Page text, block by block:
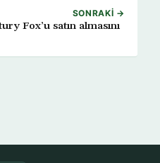
SONRAKI →
Fox’u satın almasını